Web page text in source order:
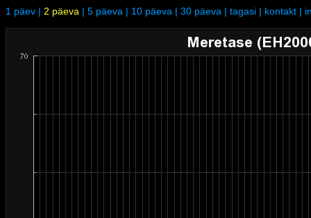
1 päev | 2 päeva | 5 päeva | 10 päeva | 30 päeva | tagasi | kontakt |